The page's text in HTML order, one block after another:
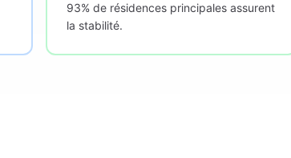
93% de résidences principales assurent
la stabilité.